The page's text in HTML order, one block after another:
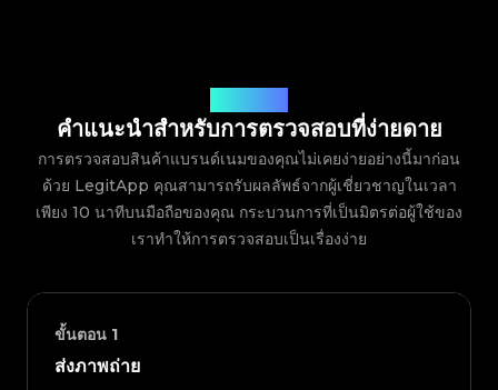
คำแนะนำสำหรับการตรวจสอบที่ง่ายดาย
การตรวจสอบสินค้าแบรนด์เนมของคุณไม่เคยง่ายอย่างนี้มาก่อน
ด้วย LegitApp คุณสามารถรับผลลัพธ์จากผู้เชี่ยวชาญในเวลา
เพียง 10 นาทีบนมือถือของคุณ กระบวนการที่เป็นมิตรต่อผู้ใช้ของ
เราทำให้การตรวจสอบเป็นเรื่องง่าย
ขั้นตอน 1
ส่งภาพถ่าย